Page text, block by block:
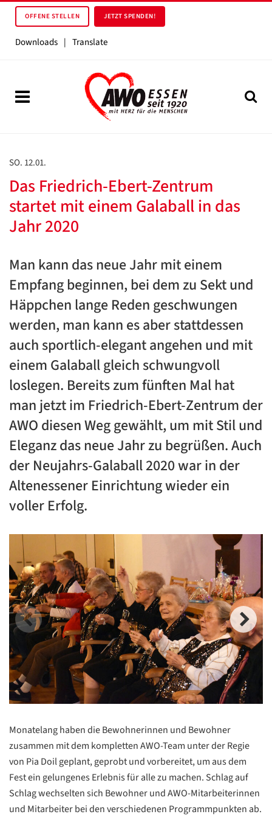
OFFENE STELLEN JETZT SPENDEN!
Downloads | Translate
SO. 12.01.
Das Friedrich-Ebert-Zentrum
startet mit einem Galaball in das
Jahr 2020
Man kann das neue Jahr mit einem
Empfang beginnen, bei dem zu Sekt und
Häppchen lange Reden geschwungen
werden, man kann es aber stattdessen
auch sportlich-elegant angehen und mit
einem Galaball gleich schwungvoll
loslegen. Bereits zum fünften Mal hat
man jetzt im Friedrich-Ebert-Zentrum der
AWO diesen Weg gewählt, um mit Stil und
Eleganz das neue Jahr zu begrüßen. Auch
der Neujahrs-Galaball 2020 war in der
Altenessener Einrichtung wieder ein
voller Erfolg.
Monatelang haben die Bewohnerinnen und Bewohner
zusammen mit dem kompletten AWO-Team unter der Regie
von Pia Doil geplant, geprobt und vorbereitet, um aus dem
Fest ein gelungenes Erlebnis für alle zu machen. Schlag auf
Schlag wechselten sich Bewohner und AWO-Mitarbeiterinnen
und Mitarbeiter bei den verschiedenen Programmpunkten ab.